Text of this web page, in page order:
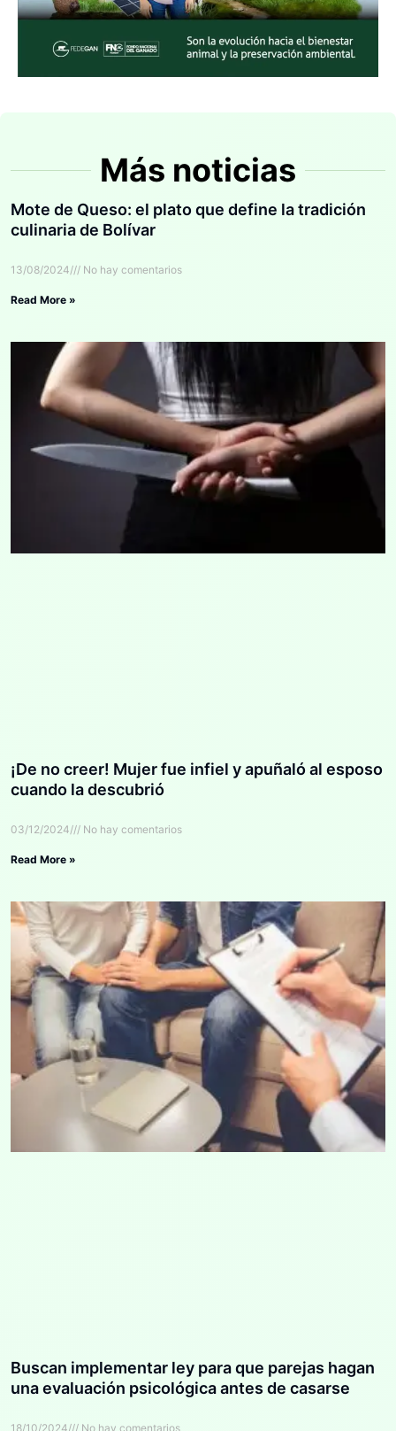
Más noticias
Mote de Queso: el plato que define la tradición
culinaria de Bolívar
13/08/2024 No hay comentarios
Read More »
¡De no creer! Mujer fue infiel y apuñaló al esposo
cuando la descubrió
03/12/2024 No hay comentarios
Read More »
Buscan implementar ley para que parejas hagan
una evaluación psicológica antes de casarse
18/10/2024 No hay comentarios